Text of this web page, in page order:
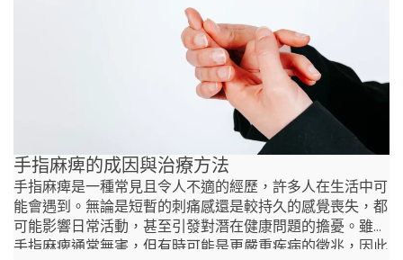
手指麻痺的成因與治療方法
手指麻痺是一種常見且令人不適的經歷，許多人在生活中可
能會遇到。無論是短暫的刺痛感還是較持久的感覺喪失，都
可能影響日常活動，甚至引發對潛在健康問題的擔憂。雖然
手指麻痺通常無害，但有時可能是更嚴重疾病的徵兆，因此